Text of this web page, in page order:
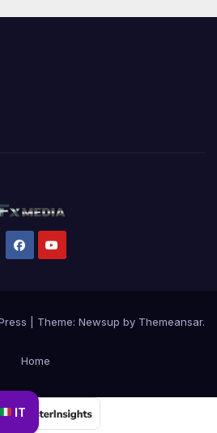
IT
Theme: Newsup by Themeansar.
Home